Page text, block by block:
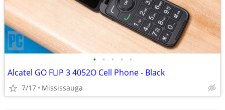
• • • • •
Alcatel GO FLIP 3 4052O Cell Phone - Black
7/17 Mississauga